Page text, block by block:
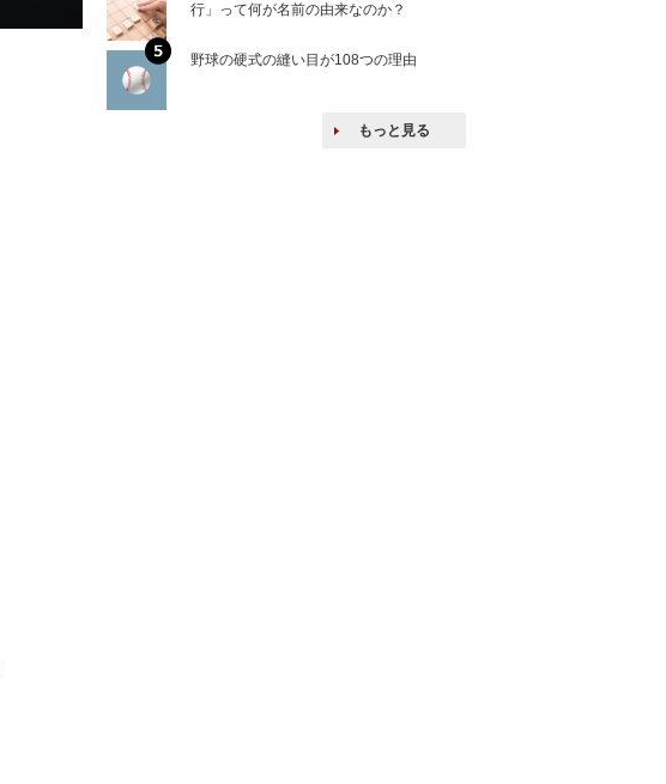
行」って何が名前の由来なのか？
野球の硬式の縫い目が108つの理由
もっと見る